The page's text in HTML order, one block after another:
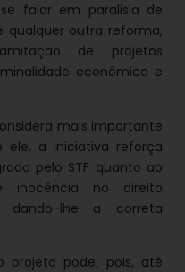
falar em paralisia de
qualquer outra reforma,
de projetos
econômica e
mais importante
ele, a iniciativa reforça
pelo STF quanto ao
inocência no direito
dando-lhe a correta
projeto pode, pois, até